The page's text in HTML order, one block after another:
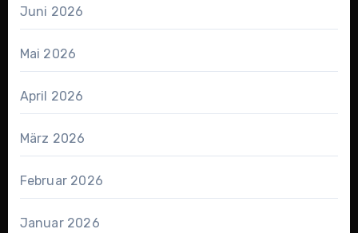
Juni 2026
Mai 2026
April 2026
März 2026
Februar 2026
Januar 2026